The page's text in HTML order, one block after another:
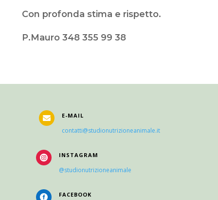
Con profonda stima e rispetto.
P.Mauro 348 355 99 38
 E-MAIL
contatti@studionutrizioneanimale.it
 INSTAGRAM
@studionutrizioneanimale
 FACEBOOK